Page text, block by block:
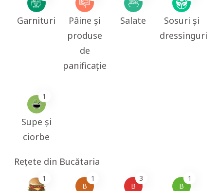
Garnituri
Pâine și
produse
de
panificație
Salate
Sosuri și
dressinguri
1
Supe și
ciorbe
Rețete din Bucătaria
1
B
1
B
3
B
1